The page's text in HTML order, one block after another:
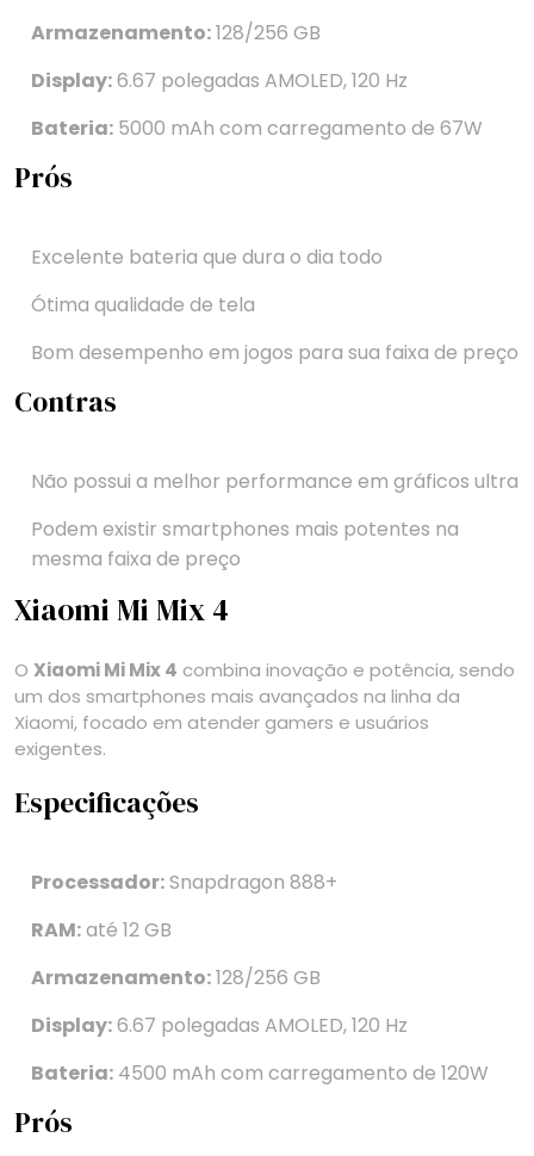
Armazenamento:128/256 GB
Display:6.67 polegadas AMOLED, 120 Hz
Bateria: 5000 mAh com carregamento de 67W
Prós
Excelente bateria que dura o dia todo
Ótima qualidade de tela
Bom desempenho em jogos para sua faixa de preço
Contras
Não possui a melhor performance em gráficos ultra
Podem existir smartphones mais potentes na
mesma faixa de preço
Xiaomi Mi Mix 4
O Xiaomi Mi Mix 4 combina inovação e potência, sendo
um dos smartphones mais avançados na linha da
Xiaomi, focado em atender gamers e usuários
exigentes.
Especificações
Processador:Snapdragon 888+
RAM:até 12 GB
Armazenamento:128/256 GB
Display:6.67 polegadas AMOLED, 120 Hz
Bateria: 4500 mAh com carregamento de 120W
Prós